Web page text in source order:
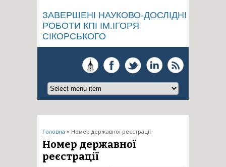
ЗАВЕРШЕНІ НАУКОВО-ДОСЛІДНІ
РОБОТИ КПІ ІМ.ІГОРЯ
СІКОРСЬКОГО
Ви є тут
Головна » Номер державної реєстрації
Номер державної
реєстрації